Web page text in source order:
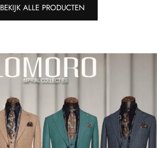
BEKIJK ALLE PRODUCTEN